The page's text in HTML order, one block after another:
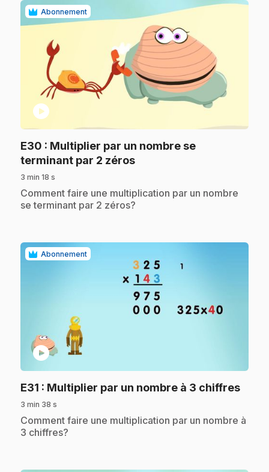
Abonnement
play_circle
E30 : Multiplier par un nombre se
terminant par 2 zéros.
3 min 18 s
.Comment faire une multiplication par un nombre
se terminant par 2 zéros?
Abonnement
play_circle
E31 : Multiplier par un nombre à 3 chiffres.
3 min 38 s
.Comment faire une multiplication par un nombre à
3 chiffres?